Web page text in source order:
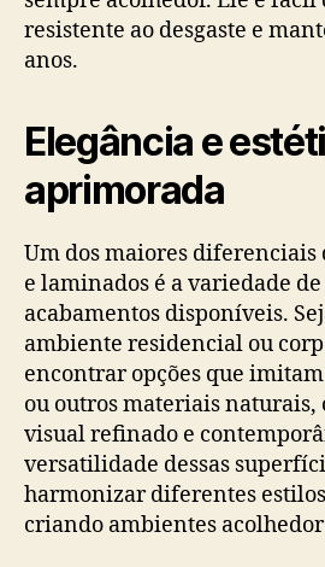
resistente ao desgaste e
anos.
Elegância e
aprimorada
Um dos maiores diferenciais
e laminados é a variedade
acabamentos disponíveis.
ambiente residencial ou
encontrar opções que
ou outros materiais naturais,
visual refinado e
versatilidade dessas
harmonizar diferentes
criando ambientes